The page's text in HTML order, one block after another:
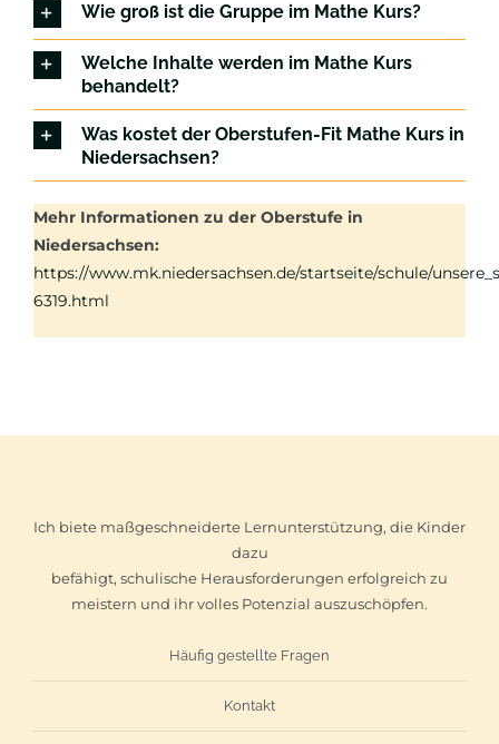
Wie groß ist die Gruppe im Mathe Kurs?
Welche Inhalte werden im Mathe Kurs
behandelt?
Was kostet der Oberstufen-Fit Mathe Kurs in
Niedersachsen?
Mehr Informationen zu der Oberstufe in
Niedersachsen:
https://www.mk.niedersachsen.de/startseite/schule/
6319.html
Ich biete maßgeschneiderte Lernunterstützung, die Kinder
dazu
befähigt, schulische Herausforderungen erfolgreich zu
meistern und ihr volles Potenzial auszuschöpfen.
Häufig gestellte Fragen
Kontakt